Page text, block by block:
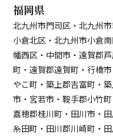
福岡県
北九州市門司区・北九州
小倉北区・北九州市小倉
幡西区・中間市・遠賀郡
町・遠賀郡遠賀町・行橋
やこ町・築上郡吉富町・
市・宮若市・鞍手郡小竹
嘉穂郡桂川町・田川市・
糸田町・田川郡川崎町・